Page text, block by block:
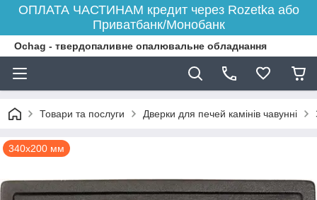
ОПЛАТА ЧАСТИНАМ кредит через Rozetka або
Приватбанк/Монобанк
Ochag - твердопаливне опалювальне обладнання
Товари та послуги Дверки для печей камінів чавунні
340х200 мм